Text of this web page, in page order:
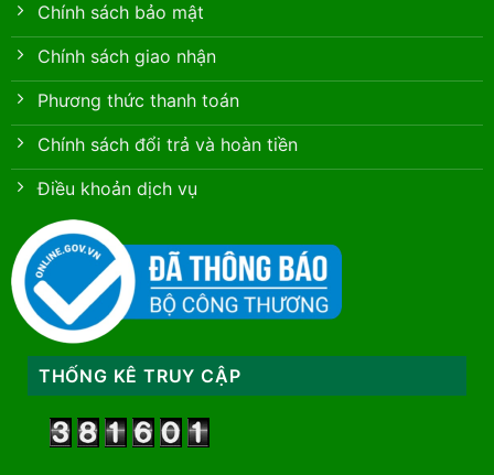
Chính sách bảo mật
Chính sách giao nhận
Phương thức thanh toán
Chính sách đổi trả và hoàn tiền
Điều khoản dịch vụ
THỐNG KÊ TRUY CẬP